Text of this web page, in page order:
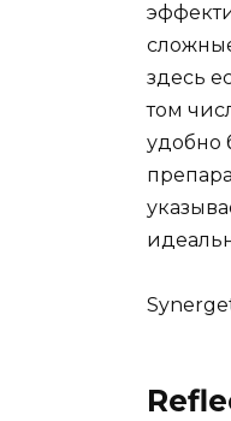
здесь
том
удобно